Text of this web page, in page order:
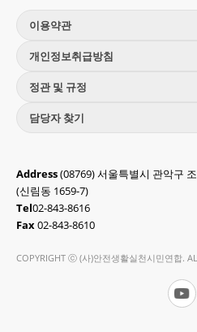
이용약관
개인정보취급방침
정관 및 규정
담당자 찾기
Address(08769) 서울특별시 관악구
(신림동 1659-7)
Tel02-843-8616
Fax02-843-8610
COPYRIGHT ⓒ (사)안전생활실천시민연합.